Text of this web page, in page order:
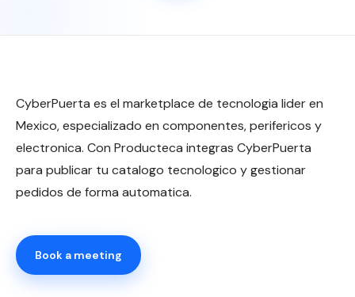
CyberPuerta es el marketplace de tecnologia lider en
Mexico, especializado en componentes, perifericos y
electronica. Con Producteca integras CyberPuerta
para publicar tu catalogo tecnologico y gestionar
pedidos de forma automatica.
Book a meeting